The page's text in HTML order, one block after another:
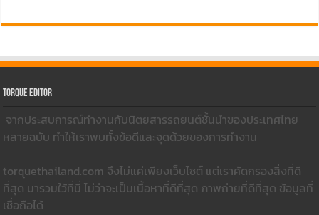
Torque Editor
จากประสบการณ์ทำงานกับนิตยสารรถยนต์ชั้นนำของประเทศไทย
หลายฉบับ ทำให้เราพบทั้งข้อดีและจุดด้วยของการทำงาน
torquethailand.com จึงไม่แค่เพียงเว็บไซต์ แต่เราคัดกรองสิ่งที่ดี
ที่สุด มารวมใว้ที่นี่ ไม่ว่าจะเป็นเนื้อหาที่ดีที่สุด ภาพถ่ายที่ดีที่สุด ข้อมูลที่
เชื่อถือได้